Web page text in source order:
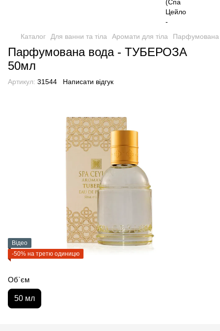
Каталог Для ванни та тіла Аромати для тіла
Парфумована вода - ТУБЕРОЗА
50мл
Артикул: 31544 Написати відгук
Відео
-50% на третю одиницю
Об`єм
50 мл